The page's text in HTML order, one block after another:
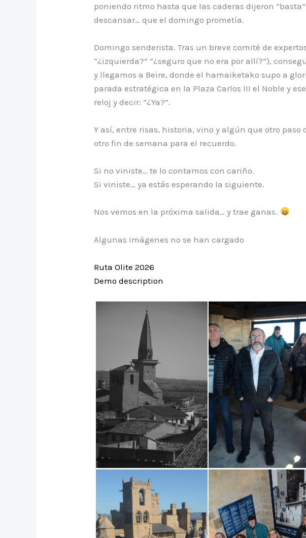
poniendo ritmo hasta que las caderas dijeron
descansar… que el domingo prometía.
Domingo senderista. Tras un breve comité de
“¿izquierda?” “¿seguro que no era por allí?”),
y llegamos a Beire, donde el hamaiketako supo a
parada estratégica en la Plaza Carlos III el Noble y
reloj y decir: “¿Ya?”.
Y así, entre risas, historia, vino y algún que otro
otro fin de semana para el recuerdo.
Si no viniste… te lo contamos con cariño.
Si viniste… ya estás esperando la siguiente.
Nos vemos en la próxima salida… y trae ganas.
Algunas imágenes no se han cargado
Ruta Olite 2026
Demo description